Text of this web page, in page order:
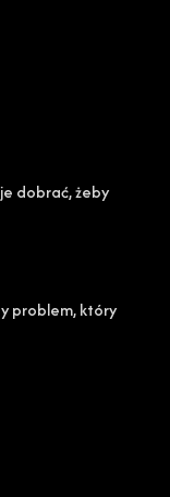
dobrać, żeby
problem, który